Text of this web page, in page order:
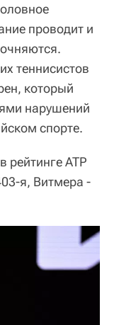
проводит и
теннисистов
который
нарушений
спорте.
ATP
я, Витмера -